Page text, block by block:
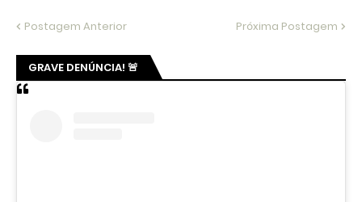
Postagem Anterior Próxima Postagem
GRAVE DENÚNCIA! 🚨